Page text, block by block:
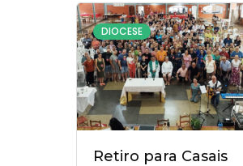
para Servos com o
principal “A paz esteja
convosco! Como o Pai
enviou, assim também
vos …
DIOCESE
Retiro para Casais